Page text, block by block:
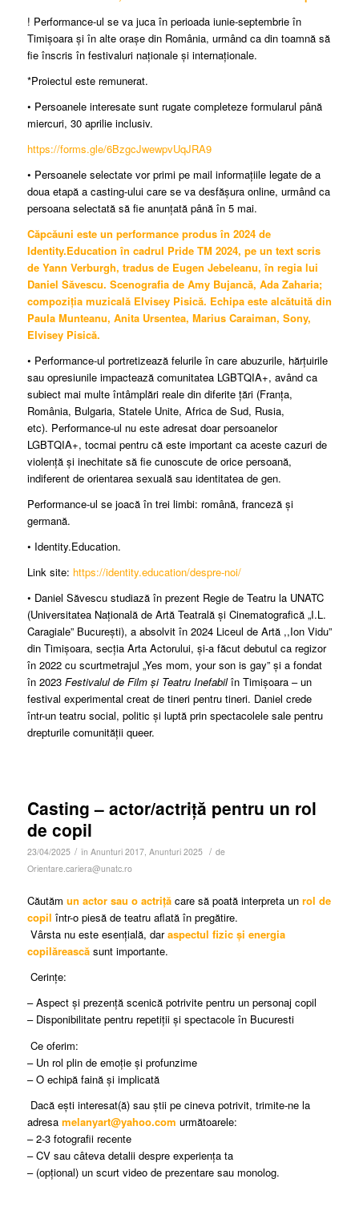
! Performance-ul se va juca în perioada iunie-septembrie în
Timișoara și în alte orașe din România, urmând ca din toamnă să
fie înscris în festivaluri naționale și internaționale.
*Proiectul este remunerat.
• Persoanele interesate sunt rugate completeze formularul până
miercuri, 30 aprilie inclusiv.
https://forms.gle/6BzgcJwewpvUqJRA9
• Persoanele selectate vor primi pe mail informațiile legate de a
doua etapă a casting-ului care se va desfășura online, urmând ca
persoana selectată să fie anunțată până în 5 mai.
Căpcăuni este un performance produs în 2024 de
Identity.Education în cadrul Pride TM 2024, pe un text scris
de Yann Verburgh, tradus de Eugen Jebeleanu, în regia lui
Daniel Săvescu. Scenografia de Amy Bujancă, Ada Zaharia;
compoziția muzicală Elvisey Pisică. Echipa este alcătuită din
Paula Munteanu, Anita Ursentea, Marius Caraiman, Sony,
Elvisey Pisică.
• Performance-ul portretizează felurile în care abuzurile, hărțuirile
sau opresiunile impactează comunitatea LGBTQIA+, având ca
subiect mai multe întâmplări reale din diferite țări (Franța,
România, Bulgaria, Statele Unite, Africa de Sud, Rusia,
etc). Performance-ul nu este adresat doar persoanelor
LGBTQIA+, tocmai pentru că este important ca aceste cazuri de
violență și inechitate să fie cunoscute de orice persoană,
indiferent de orientarea sexuală sau identitatea de gen.
Performance-ul se joacă în trei limbi: română, franceză și
germană.
• Identity.Education.
Link site: https://identity.education/despre-noi/
• Daniel Săvescu studiază în prezent Regie de Teatru la UNATC
(Universitatea Națională de Artă Teatrală și Cinematografică „I.L.
Caragiale” București), a absolvit în 2024 Liceul de Artă ,,Ion Vidu”
din Timișoara, secția Arta Actorului, și-a făcut debutul ca regizor
în 2022 cu scurtmetrajul „Yes mom, your son is gay” și a fondat
în 2023 Festivalul de Film și Teatru Inefabilîn Timișoara – un
festival experimental creat de tineri pentru tineri. Daniel crede
într-un teatru social, politic și luptă prin spectacolele sale pentru
drepturile comunității queer.
Casting – actor/actriță pentru un rol
de copil
23/04/2025 / în Anunturi 2017, Anunturi 2025 / de
Orientare.cariera@unatc.ro
Căutăm un actor sau o actrițăcare să poată interpreta un rol de
copil într-o piesă de teatru aflată în pregătire.
Vârsta nu este esențială, daraspectul fizic și energia
copilăreascăsunt importante.
Cerințe:
– Aspect și prezență scenică potrivite pentru un personaj copil
– Disponibilitate pentru repetiții și spectacole în Bucuresti
Ce oferim:
– Un rol plin de emoție și profunzime
– O echipă faină și implicată
Dacă ești interesat(ă) sau știi pe cineva potrivit, trimite-ne la
adresa melanyart@yahoo.com următoarele:
– 2-3 fotografii recente
– CV sau câteva detalii despre experiența ta
– (opțional) un scurt video de prezentare sau monolog.